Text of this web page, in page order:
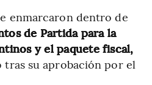
enmarcaron dentro de
de Partida para la
y el paquete fiscal,
su aprobación por el